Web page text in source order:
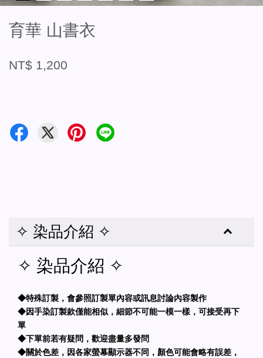
育華 山書衣
NT$ 1,200
✧ 染品介紹 ✧
✧ 染品介紹 ✧
◆特殊訂製，會參照訂製單內容或訊息討論內容製作
◆因手染訂製款僅能相似，細節不可能一模一樣，可接受再下
單
◆下單前若有疑問，歡迎盡量多發問
◆關於色差，因各家螢幕顯示器不同，顏色可能會略有誤差，